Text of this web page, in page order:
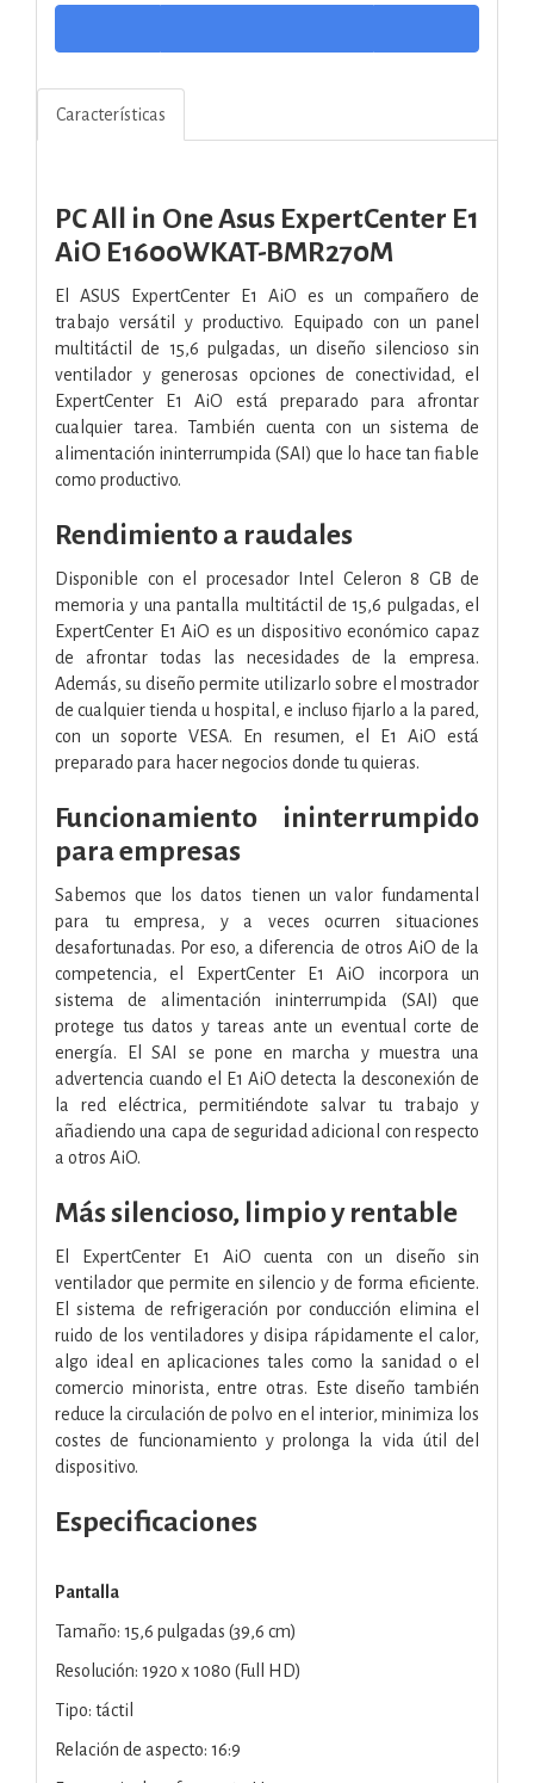
Características
PC All in One Asus ExpertCenter E1
AiO E1600WKAT-BMR270M
El ASUS ExpertCenter E1 AiO es un compañero de
trabajo versátil y productivo. Equipado con un panel
multitáctil de 15,6 pulgadas, un diseño silencioso sin
ventilador y generosas opciones de conectividad, el
ExpertCenter E1 AiO está preparado para afrontar
cualquier tarea. También cuenta con un sistema de
alimentación ininterrumpida (SAI) que lo hace tan fiable
como productivo.
Rendimiento a raudales
Disponible con el procesador Intel Celeron 8 GB de
memoria y una pantalla multitáctil de 15,6 pulgadas, el
ExpertCenter E1 AiO es un dispositivo económico capaz
de afrontar todas las necesidades de la empresa.
Además, su diseño permite utilizarlo sobre el mostrador
de cualquier tienda u hospital, e incluso fijarlo a la pared,
con un soporte VESA. En resumen, el E1 AiO está
preparado para hacer negocios donde tu quieras.
Funcionamiento ininterrumpido
para empresas
Sabemos que los datos tienen un valor fundamental
para tu empresa, y a veces ocurren situaciones
desafortunadas. Por eso, a diferencia de otros AiO de la
competencia, el ExpertCenter E1 AiO incorpora un
sistema de alimentación ininterrumpida (SAI) que
protege tus datos y tareas ante un eventual corte de
energía. El SAI se pone en marcha y muestra una
advertencia cuando el E1 AiO detecta la desconexión de
la red eléctrica, permitiéndote salvar tu trabajo y
añadiendo una capa de seguridad adicional con respecto
a otros AiO.
Más silencioso, limpio y rentable
El ExpertCenter E1 AiO cuenta con un diseño sin
ventilador que permite en silencio y de forma eficiente.
El sistema de refrigeración por conducción elimina el
ruido de los ventiladores y disipa rápidamente el calor,
algo ideal en aplicaciones tales como la sanidad o el
comercio minorista, entre otras. Este diseño también
reduce la circulación de polvo en el interior, minimiza los
costes de funcionamiento y prolonga la vida útil del
dispositivo.
Especificaciones
Pantalla
Tamaño: 15,6 pulgadas (39,6 cm)
Resolución: 1920 x 1080 (Full HD)
Tipo: táctil
Relación de aspecto: 16:9